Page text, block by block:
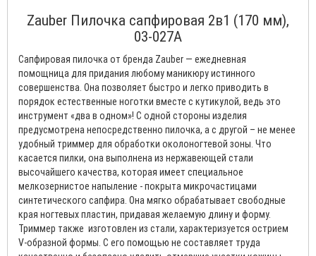
Zauber Пилочка сапфировая 2в1 (170 мм),
03-027A
Сапфировая пилочка от бренда Zauber — ежедневная
помощница для придания любому маникюру истинного
совершенства. Она позволяет быстро и легко приводить в
порядок естественные ноготки вместе с кутикулой, ведь это
инструмент «два в одном»! С одной стороны изделия
предусмотрена непосредственно пилочка, а с другой – не менее
удобный триммер для обработки околоногтевой зоны. Что
касается пилки, она выполнена из нержавеющей стали
высочайшего качества, которая имеет специальное
мелкозернистое напыление - покрыта микрочастицами
синтетического сапфира. Она мягко обрабатывает свободные
края ногтевых пластин, придавая желаемую длину и форму.
Триммер также изготовлен из стали, характеризуется острием
V-образной формы. С его помощью не составляет труда